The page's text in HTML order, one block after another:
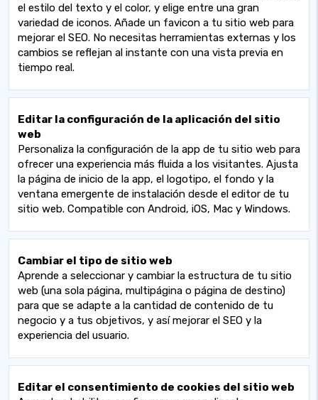
el estilo del texto y el color, y elige entre una gran
variedad de iconos. Añade un favicon a tu sitio web para
mejorar el SEO. No necesitas herramientas externas y los
cambios se reflejan al instante con una vista previa en
tiempo real.
Editar la configuración de la aplicación del sitio
web
Personaliza la configuración de la app de tu sitio web para
ofrecer una experiencia más fluida a los visitantes. Ajusta
la página de inicio de la app, el logotipo, el fondo y la
ventana emergente de instalación desde el editor de tu
sitio web. Compatible con Android, iOS, Mac y Windows.
Cambiar el tipo de sitio web
Aprende a seleccionar y cambiar la estructura de tu sitio
web (una sola página, multipágina o página de destino)
para que se adapte a la cantidad de contenido de tu
negocio y a tus objetivos, y así mejorar el SEO y la
experiencia del usuario.
Editar el consentimiento de cookies del sitio web